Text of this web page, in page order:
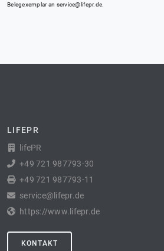
Belegexemplar an service@lifepr.de
LIFEPR
lifePR
+49 721 987793-30
+49 721 987793-11
service@lifepr.de
https://www.lifepr.de
KONTAKT